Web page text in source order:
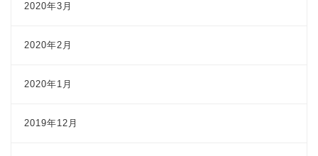
2020年3月
2020年2月
2020年1月
2019年12月